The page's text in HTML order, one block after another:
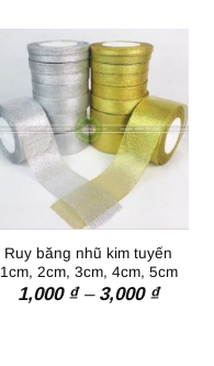
Ruy băng nhũ kim tuyến
1cm, 2cm, 3cm, 4cm, 5cm
1,000 ₫ – 3,000 ₫